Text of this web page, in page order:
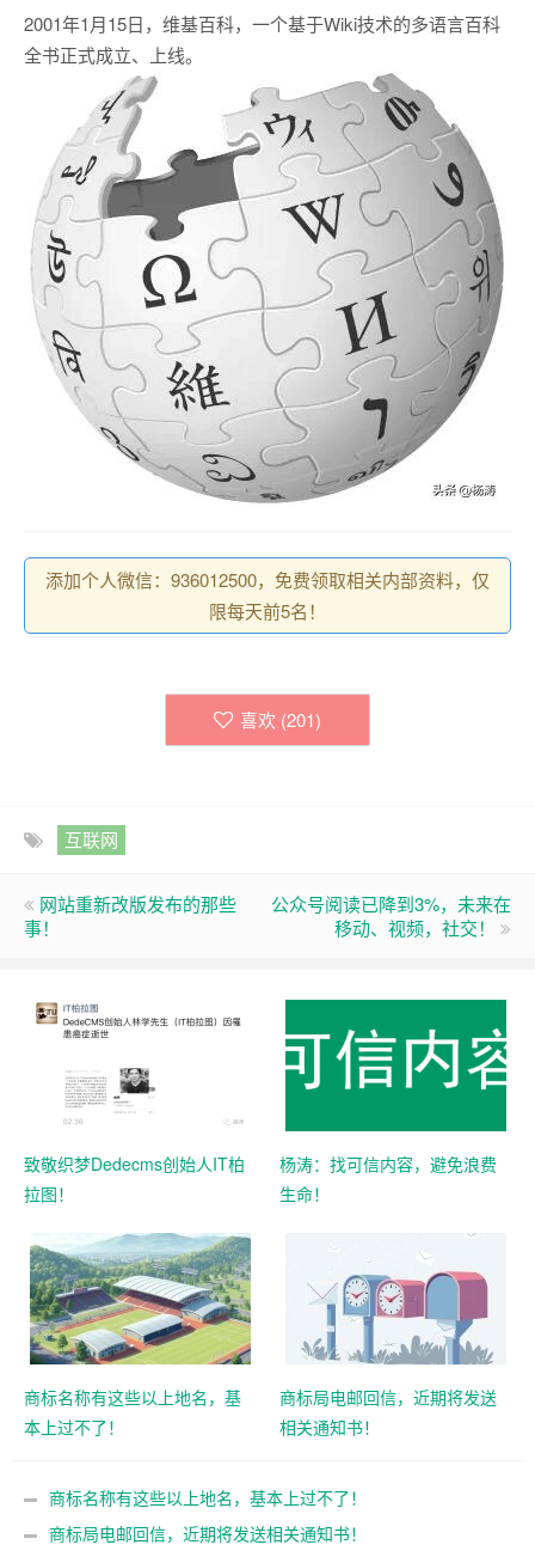
2001年1月15日，维基百科，一个基于Wiki技术的多语言百科
全书正式成立、上线。
添加个人微信：936012500，免费领取相关内部资料，仅
限每天前5名！
喜欢 (201)
互联网
网站重新改版发布的那些
事！
公众号阅读已降到3%，未来在
移动、视频，社交！
致敬织梦Dedecms创始人IT柏
拉图！
杨涛：找可信内容，避免浪费
生命！
商标名称有这些以上地名，基
本上过不了！
商标局电邮回信，近期将发送
相关通知书！
商标名称有这些以上地名，基本上过不了！
商标局电邮回信，近期将发送相关通知书！